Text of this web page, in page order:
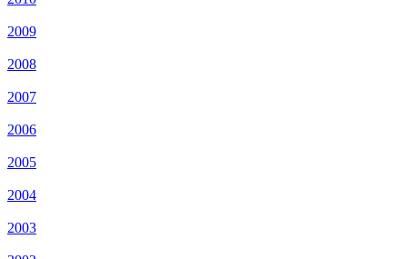
2009
2008
2007
2006
2005
2004
2003